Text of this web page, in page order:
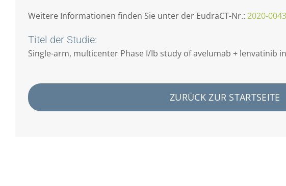
Weitere Informationen finden Sie unter der EudraCT-Nr.: 2020-
Titel der Studie:
Single-arm, multicenter Phase I/Ib study of avelumab + lenvatinib
ZURÜCK ZUR STARTSEITE